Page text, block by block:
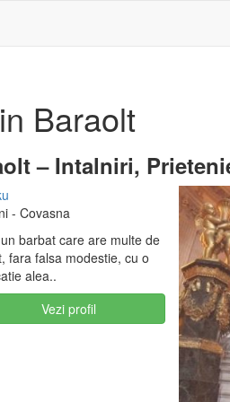
Baraolt
– Intalniri,
- Covasna
barbat care are multe de
fara falsa modestie, cu o
alea..
Vezi profil